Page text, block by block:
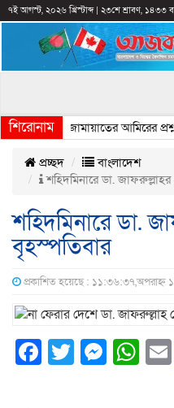
৭ই আগস্ট, ২০২৬ খ্রিস্টাব্দ| ২৩শে শ্রাবণ, ১৪৩৩
শিরোনাম
কেন, জামায়াতের আমিরের প্রশ্ন
প্রচ্ছদ
বাংলাদেশ
শহিদমিনারে ডা. জাফরুল্লাহর
শহিদমিনারে ডা.
বৃহস্পতিবার
প্রকাশিত হয়েছে : ১১:৩৬:৩৭,অপরাহ্ন
Facebook
Twitter